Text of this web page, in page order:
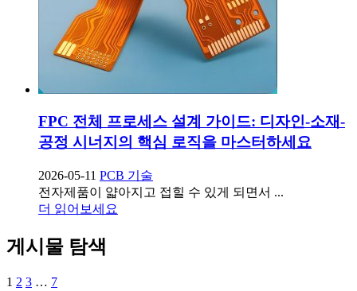
FPC 전체 프로세스 설계 가이드: 디자인-소재-
공정 시너지의 핵심 로직을 마스터하세요
2026-05-11 PCB 기술
전자제품이 얇아지고 접힐 수 있게 되면서 ...
더 읽어보세요
게시물 탐색
1 2 3 … 7